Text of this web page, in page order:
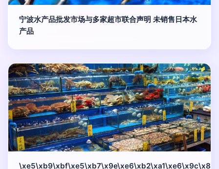
宁波水产品批发市场与多家超市联合声明 未销售日本水
产品